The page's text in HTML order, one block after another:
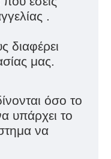
.
διαφέρει
μας.
όσο το
υπάρχει το
να